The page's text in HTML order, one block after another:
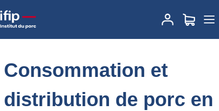
Accueil
Consommation et distribution de porc en
France
Consommation et
distribution de porc en